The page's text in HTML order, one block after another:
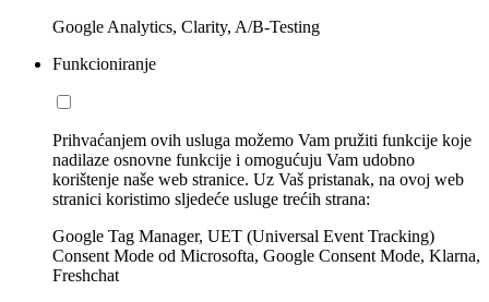
Google Analytics, Clarity, A/B-Testing
Funkcioniranje
Prihvaćanjem ovih usluga možemo Vam pružiti funkcije koje
nadilaze osnovne funkcije i omogućuju Vam udobno
korištenje naše web stranice. Uz Vaš pristanak, na ovoj web
stranici koristimo sljedeće usluge trećih strana:
Google Tag Manager, UET (Universal Event Tracking)
Consent Mode od Microsofta, Google Consent Mode, Klarna,
Freshchat